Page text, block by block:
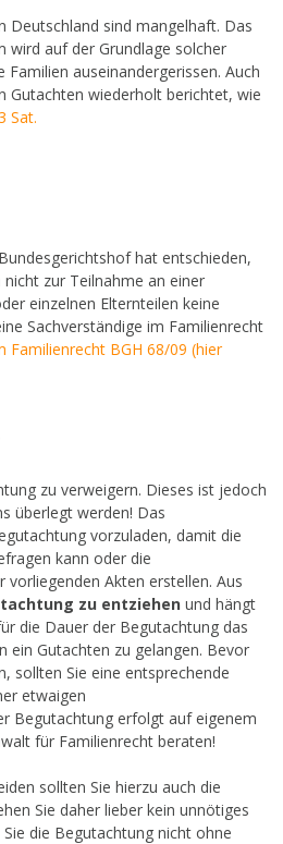
Deutschland sind mangelhaft. Das
wird auf der Grundlage solcher
auseinandergerissen. Auch
Gutachten wiederholt berichtet, wie
Sat.
hat entschieden,
zur Teilnahme an einer
einzelnen Elternteilen keine
Sachverständige im Familienrecht
Familienrecht BGH 68/09 (hier
zu verweigern. Dieses ist jedoch
überlegt werden! Das
vorzuladen, damit die
kann oder die
vorliegenden Akten erstellen. Aus
zu entziehen und hängt
die Dauer der Begutachtung das
ein Gutachten zu gelangen. Bevor
sollten Sie eine entsprechende
etwaigen
Begutachtung erfolgt auf eigenem
für Familienrecht beraten!
sollten Sie hierzu auch die
Sie daher lieber kein unnötiges
die Begutachtung nicht ohne